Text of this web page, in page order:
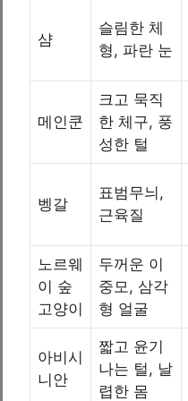
샴
슬림한 체
형, 파란 눈
메인쿤
크고 묵직
한 체구, 풍
성한 털
벵갈
표범무늬,
근육질
노르웨
이 숲
고양이
두꺼운 이
중모, 삼각
형 얼굴
아비시
니안
짧고 윤기
나는 털, 날
렵한 몸